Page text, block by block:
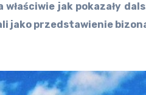
jak pokazały
jako przedstawienie